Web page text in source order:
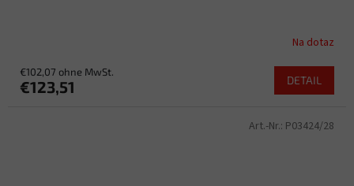
Na dotaz
€102,07 ohne MwSt.
€123,51 DETAIL
Art.-Nr.: P03424/28